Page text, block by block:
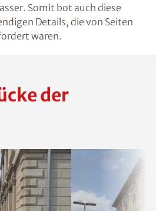
Somit bot auch diese
Details, die von Seiten
waren.
der